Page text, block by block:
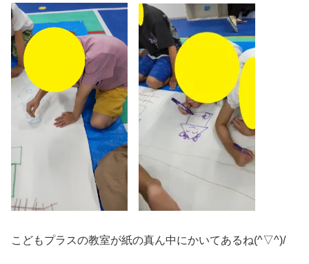
こどもプラスの教室が紙の真ん中にかいてあるね(^▽^)/